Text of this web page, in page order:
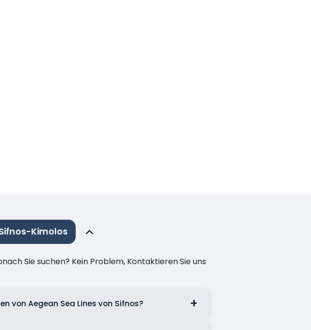
Kimolos
Sie suchen? Kein Problem, Kontaktieren Sie uns
von Aegean Sea Lines von Sifnos?